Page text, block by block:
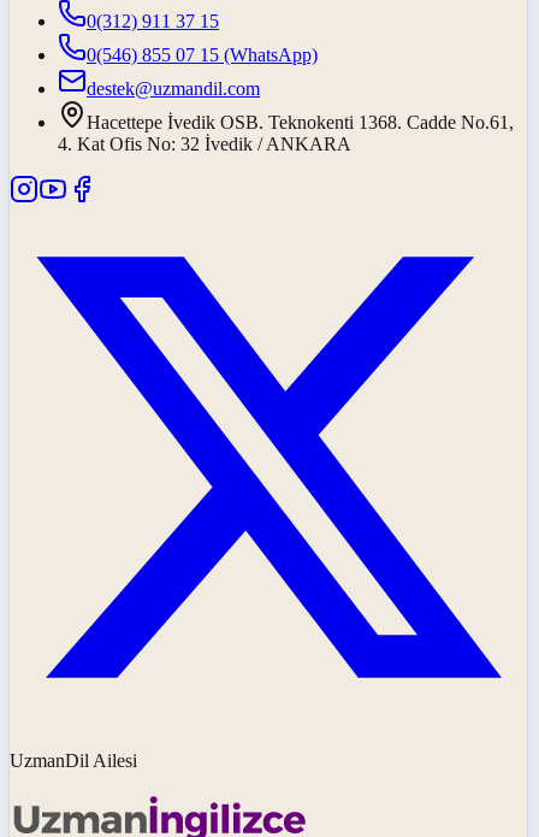
0(312) 911 37 15
0(546) 855 07 15 (WhatsApp)
destek@uzmandil.com
Hacettepe İvedik OSB. Teknokenti 1368. Cadde No.61,
4. Kat Ofis No: 32 İvedik / ANKARA
UzmanDil Ailesi